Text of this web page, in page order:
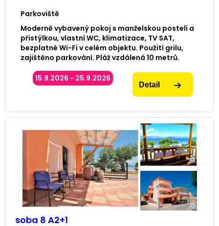
Parkoviště
Moderně vybavený pokoj s manželskou postelí a
přistýlkou, vlastní WC, klimatizace, TV SAT,
bezplatné Wi-Fi v celém objektu. Použití grilu,
zajištěno parkování. Pláž vzdálená 10 metrů.
15.9.2026 - 25.9.2026
Detail
soba 8 A2+1